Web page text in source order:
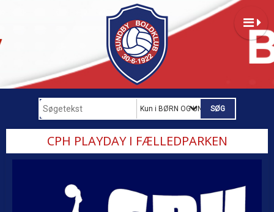
Kun i BØRN OG UNGDOM
CPH PLAYDAY I FÆLLEDPARKEN